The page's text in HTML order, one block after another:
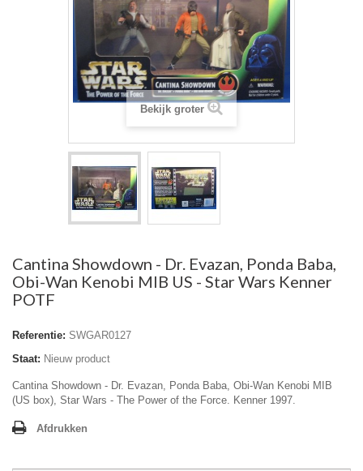
Bekijk groter
Cantina Showdown - Dr. Evazan, Ponda Baba,
Obi-Wan Kenobi MIB US - Star Wars Kenner
POTF
Referentie: SWGAR0127
Staat: Nieuw product
Cantina Showdown - Dr. Evazan, Ponda Baba, Obi-Wan Kenobi MIB
(US box), Star Wars - The Power of the Force. Kenner 1997.
Afdrukken